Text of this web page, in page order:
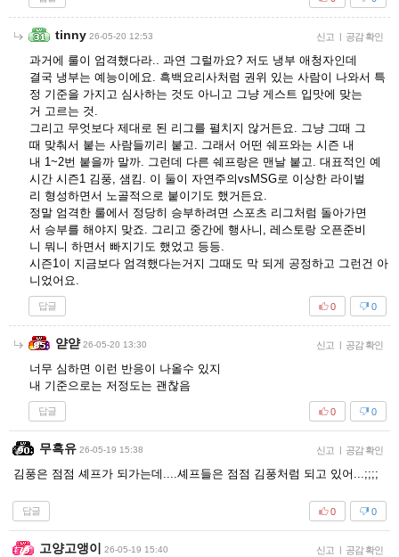
tinny 26-05-20 12:53 신고 | 공감 확인
과거에 룰이 엄격했다라.. 과연 그럴까요? 저도 냉부 애청자인데
결국 냉부는 예능이에요. 흑백요리사처럼 권위 있는 사람이 나와서 특
정 기준을 가지고 심사하는 것도 아니고 그냥 게스트 입맛에 맞는
거 고르는 것.
그리고 무엇보다 제대로 된 리그를 펼치지 않거든요. 그냥 그때 그
때 맞춰서 붙는 사람들끼리 붙고. 그래서 어떤 쉐프와는 시즌 내
내 1~2번 붙을까 말까. 그런데 다른 쉐프랑은 맨날 붙고. 대표적인 예
시간 시즌1 김풍, 샘킴. 이 둘이 자연주의vsMSG로 이상한 라이벌
리 형성하면서 노골적으로 붙이기도 했거든요.
정말 엄격한 룰에서 정당히 승부하려면 스포츠 리그처럼 돌아가면
서 승부를 해야지 맞죠. 그리고 중간에 행사니, 레스토랑 오픈준비
니 뭐니 하면서 빠지기도 했었고 등등.
시즌1이 지금보다 엄격했다는거지 그때도 막 되게 공정하고 그런건 아
니었어요.
답글 0
0
얃얃 26-05-20 13:30 신고 | 공감 확인
너무 심하면 이런 반응이 나올수 있지
내 기준으로는 저정도는 괜찮음
답글 0
0
무흑유 26-05-19 15:38 신고 | 공감 확인
김풍은 점점 셰프가 되가는데....셰프들은 점점 김풍처럼 되고 있어...;;;;
답글 0
0
고양고앵이 26-05-19 15:40 신고 | 공감 확인